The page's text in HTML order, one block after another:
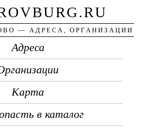
— АДРЕСА, ОРГАНИЗАЦИИ
Адреса
Карта
в каталог